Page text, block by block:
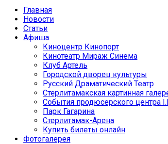
Главная
Новости
Статьи
Афиша
Киноцентр Кинопорт
Кинотеатр Мираж Синема
Клуб Артель
Городской дворец культуры
Русский Драматический Театр
Стерлитамакская картинная
События продюсерского центра
Парк Гагарина
Стерлитамак-Арена
Купить билеты онлайн
Фотогалерея